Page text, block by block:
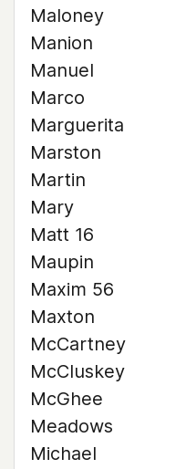
Maloney
Manion
Manuel
Marco
Marguerita
Marston
Martin
Mary
Matt 16
Maupin
Maxim 56
Maxton
McCartney
McCluskey
McGhee
Meadows
Michael